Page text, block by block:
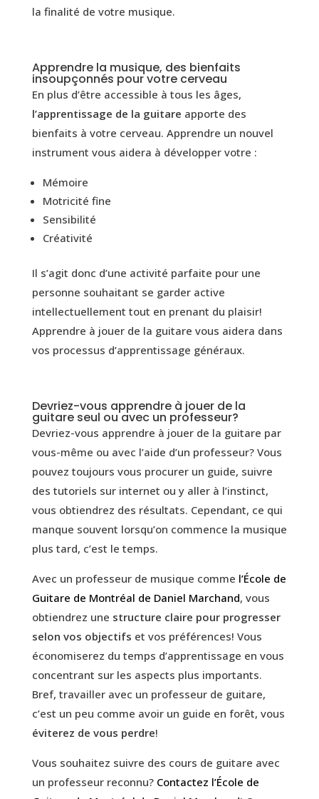
la finalité de votre musique.
Apprendre la musique, des bienfaits
insoupçonnés pour votre cerveau
En plus d’être accessible à tous les âges,
l’apprentissage de la guitare apporte des
bienfaits à votre cerveau. Apprendre un nouvel
instrument vous aidera à développer votre :
Mémoire
Motricité fine
Sensibilité
Créativité
Il s’agit donc d’une activité parfaite pour une
personne souhaitant se garder active
intellectuellement tout en prenant du plaisir!
Apprendre à jouer de la guitare vous aidera dans
vos processus d’apprentissage généraux.
Devriez-vous apprendre à jouer de la
guitare seul ou avec un professeur?
Devriez-vous apprendre à jouer de la guitare par
vous-même ou avec l’aide d’un professeur? Vous
pouvez toujours vous procurer un guide, suivre
des tutoriels sur internet ou y aller à l’instinct,
vous obtiendrez des résultats. Cependant, ce qui
manque souvent lorsqu’on commence la musique
plus tard, c’est le temps.
Avec un professeur de musique comme l’École de
Guitare de Montréal de Daniel Marchand, vous
obtiendrez une structure claire pour progresser
selon vos objectifs et vos préférences! Vous
économiserez du temps d’apprentissage en vous
concentrant sur les aspects plus importants.
Bref, travailler avec un professeur de guitare,
c’est un peu comme avoir un guide en forêt, vous
éviterez de vous perdre!
Vous souhaitez suivre des cours de guitare avec
un professeur reconnu? Contactez l’École de